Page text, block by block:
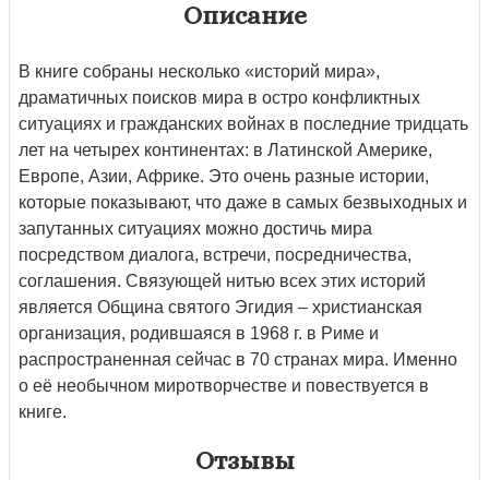
Описание
В книге собраны несколько «историй мира»,
драматичных поисков мира в остро конфликтных
ситуациях и гражданских войнах в последние тридцать
лет на четырех континентах: в Латинской Америке,
Европе, Азии, Африке. Это очень разные истории,
которые показывают, что даже в самых безвыходных и
запутанных ситуациях можно достичь мира
посредством диалога, встречи, посредничества,
соглашения. Связующей нитью всех этих историй
является Община святого Эгидия – христианская
организация, родившаяся в 1968 г. в Риме и
распространенная сейчас в 70 странах мира. Именно
о её необычном миротворчестве и повествуется в
книге.
Отзывы